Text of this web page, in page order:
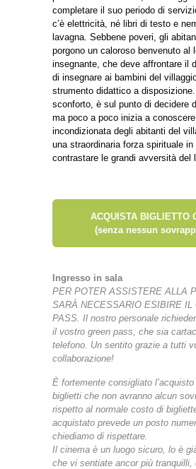
completare il suo periodo di
c’è elettricità, né libri di testo e
lavagna. Sebbene poveri, gli
porgono un caloroso benvenuto al
insegnante, che deve affrontare il
di insegnare ai bambini del
strumento didattico a
sconforto, è sul punto di decidere
ma poco a poco inizia a
incondizionata degli abitanti del
una straordinaria forza spirituale in
contrastare le grandi avversità del
ACQUISTA BIGLIETTO
(senza nessun
Ingresso in sala
PER POTER ASSISTERE ALLA
SARÀ NECESSARIO ESIBIRE IL
PASS. Il nostro personale
il vostro green pass, che sia
telefono. Un sentito grazie a tutti
collaborazione!
È fortemente consigliato
biglietti che non avranno alcun
rispetto al normale costo di
acquistato prevede un posto
chiediamo di rispettare.
Il cinema è un luogo sicuro, lo è
che vi sentiate ancor più